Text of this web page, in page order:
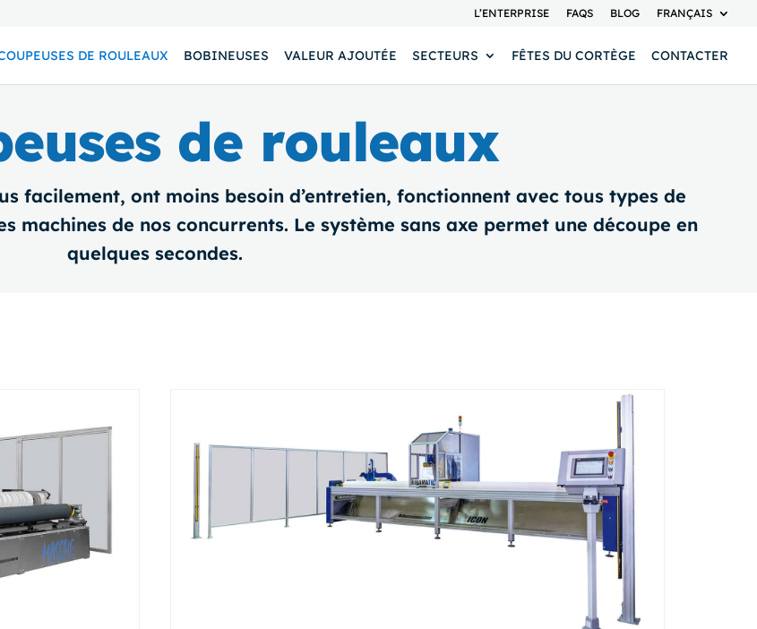
L’ENTERPRISE FAQS BLOG FRANÇAIS
DE ROULEAUX BOBINEUSES VALEUR AJOUTÉE SECTEURS FÊTES DU CORTÈGE CONTACTER
de rouleaux
facilement, ont moins besoin d’entretien, fonctionnent avec tous types de
de nos concurrents. Le système sans axe permet une découpe en
quelques secondes.